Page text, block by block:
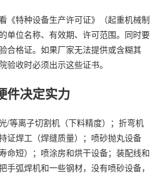
《特种设备生产许可证》（起重机械制
单位名称、有效期、许可范围。同时要
合格证。如果厂家无法提供或含糊其
验收时必须出示这些证书。
件决定实力
/等离子切割机（下料精度）；折弯机
证焊工（焊缝质量）；喷砂抛丸设备
命短）；喷涂房和烘干设备；装配线和
手弧焊机和一些钢材，没有喷砂设备，